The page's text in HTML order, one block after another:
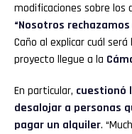
modificaciones sobre los
“Nosotros
Caño al explicar cuál será
proyecto llegue a la
En particular, cuestionó
desalojar a personas
pagar un alquiler.